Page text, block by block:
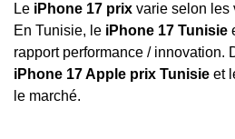
Le iPhone 17 prix varie selon les
En Tunisie, le iPhone 17 Tunisie
rapport performance / innovation.
iPhone 17 Apple prix Tunisie et
le marché.